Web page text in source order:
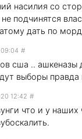
насилия со
подчинятся
дать по
#
сша ..
выборы правда
12:42 #
что и у